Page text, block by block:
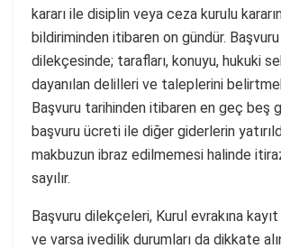
kararı ile disiplin veya ceza kurulu
bildiriminden itibaren on gündür.
dilekçesinde; tarafları, konuyu, hukuki
dayanılan delilleri ve taleplerini
Başvuru tarihinden itibaren en geç beş
başvuru ücreti ile diğer giderlerin
makbuzun ibraz edilmemesi halinde
sayılır.
Başvuru dilekçeleri, Kurul evrakına kayıt
ve varsa ivedilik durumları da dikkate